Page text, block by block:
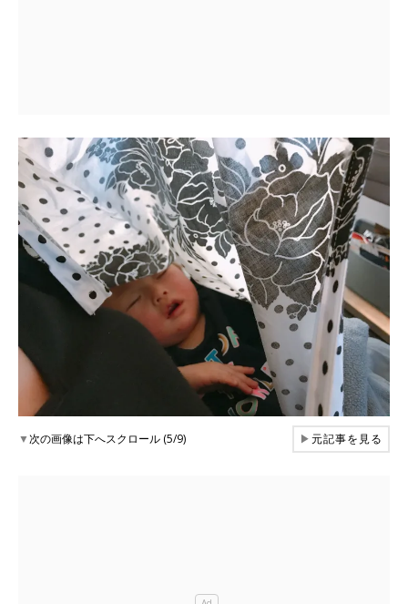
▼次の画像は下へスクロール (5/9) ▶元記事を見る